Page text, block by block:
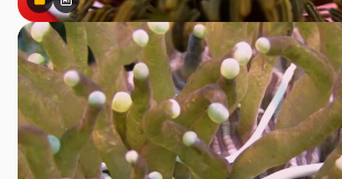
Premium
Premium
สร้างขึ้นโดย AI